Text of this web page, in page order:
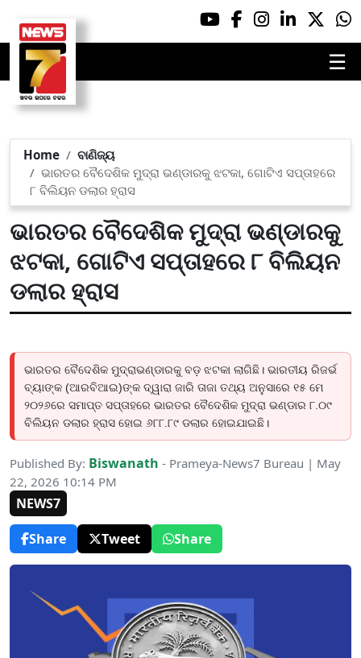
☰
Home
ବାଣିଜ୍ୟ
ଭାରତର ବୈଦେଶିକ ମୁଦ୍ରା ଭଣ୍ଡାରକୁ ଝଟକା, ଗୋଟିଏ ସପ୍ତାହରେ
୮ ବିଲିୟନ ଡଲାର ହ୍ରାସ
ଭାରତର ବୈଦେଶିକ ମୁଦ୍ରା ଭଣ୍ଡାରକୁ
ଝଟକା, ଗୋଟିଏ ସପ୍ତାହରେ ୮ ବିଲିୟନ
ଡଲାର ହ୍ରାସ
ଭାରତର ବୈଦେଶିକ ମୁଦ୍ରାଭଣ୍ଡାରକୁ ବଡ଼ ଝଟକା ଲାଗିଛି। ଭାରତୀୟ ରିଜର୍ଭ
ବ୍ୟାଙ୍କ (ଆରବିଆଇ)ଙ୍କ ଦ୍ୱାରା ଜାରି ତାଜା ତଥ୍ୟ ଅନୁସାରେ ୧୫ ମେ
୨୦୨୬ରେ ସମାପ୍ତ ସପ୍ତାହରେ ଭାରତର ବୈଦେଶିକ ମୁଦ୍ରା ଭଣ୍ଡାର ୮.୦୯
ବିଲିୟନ ଡଲାର ହ୍ରାସ ହୋଇ ୬୮୮.୮୯ ଡଲାର ହୋଇଯାଇଛି।
Published By: Biswanath - Prameya-News7 Bureau | May
22, 2026 10:14 PM
NEWS7
Share
Tweet Share